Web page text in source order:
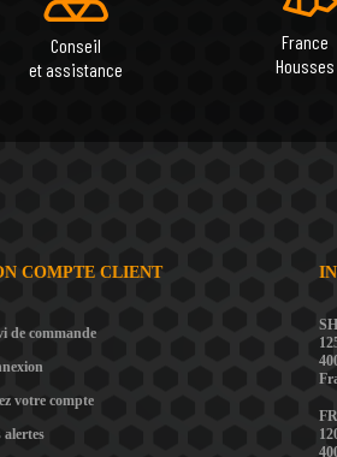
Conseil
et assistance
France
Housses
COMPTE CLIENT
de commande
votre compte
alertes